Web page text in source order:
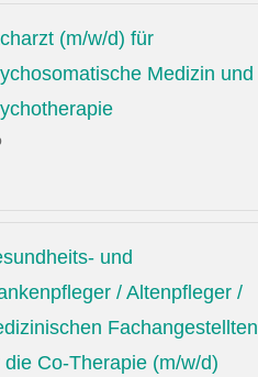
(m/w/d) für
Medizin und
und
/ Altenpfleger /
Fachangestellten
die Co-Therapie (m/w/d)